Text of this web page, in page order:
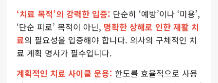
‘치료 목적’의 강력한 입증: 단순히 ‘예방’이나 ‘미용’,
‘단순 피로’ 목적이 아닌, 명확한 상해로 인한 재활 치
료의 필요성을 입증해야 합니다. 의사의 구체적인 치
료 계획 명시가 필수입니다.
계획적인 치료 사이클 운용: 한도를 효율적으로 사용